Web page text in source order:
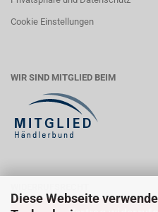
Diese Webseite
Cookie Einstellungen
WIR SIND MITGLIED BEIM